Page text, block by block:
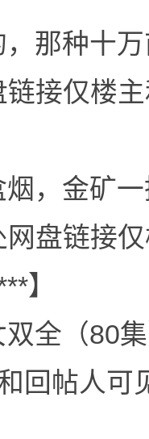
那种十
接仅楼
，金矿
盘链接
】
全（80
回帖人